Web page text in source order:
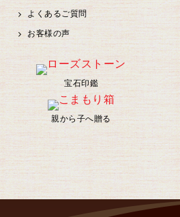
よくあるご質問
お客様の声
宝石印鑑
親から子へ贈る